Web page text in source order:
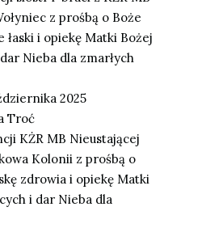
z prośbą o Boże
łaski i opiekę Matki Bożej
Nieba dla zmarłych
dziernika 2025
Troć
KŻR MB Nieustającej
Kolonii z prośbą o
zdrowia i opiekę Matki
i dar Nieba dla